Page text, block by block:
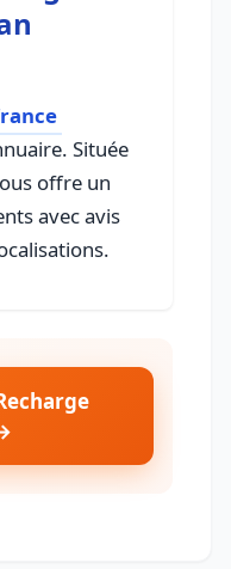
Située
offre un
avec avis